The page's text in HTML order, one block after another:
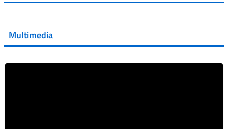
Vai al post →
Multimedia